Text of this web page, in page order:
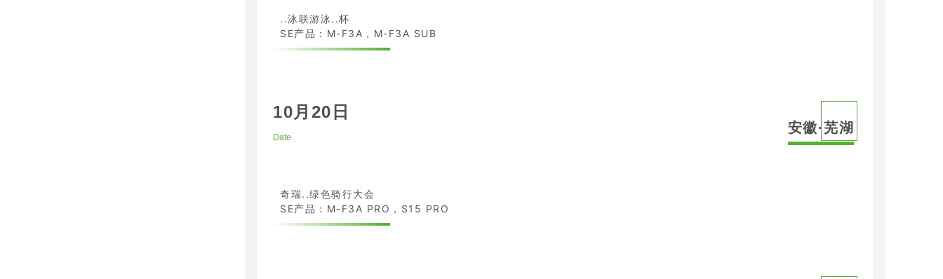
..泳联游泳..杯
SE产品：M-F3A，M-F3A SUB
10月20日
Date
安徽·芜湖
奇瑞..绿色骑行大会
SE产品：M-F3A PRO，S15 PRO